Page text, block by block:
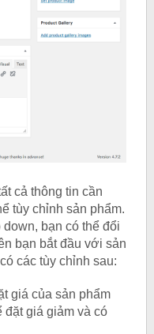
cả thông tin cần
tùy chỉnh sản phẩm.
bạn có thể đổi
bạn bắt đầu với sản
các tùy chỉnh sau:
giá của sản phẩm
đặt giá giảm và có